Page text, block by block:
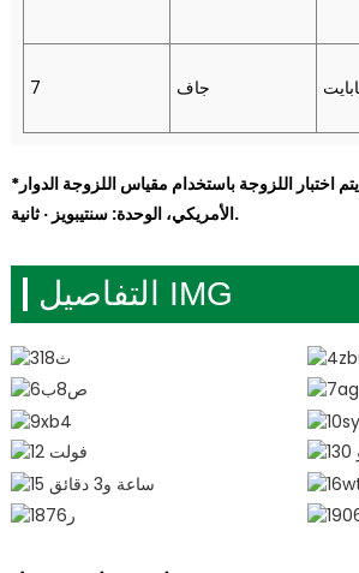
7 جاف
*ملاحظة: يتم اختبار اللزوجة باستخدام مقياس اللزوجة الدوار (سلسلة NDJ)، (شنغهاي نيرون، شنغهاي جينجكي)، بروكفيلد
الأمريكي، الوحدة: سنتيبويز · ثانية.
التفاصيل IMG